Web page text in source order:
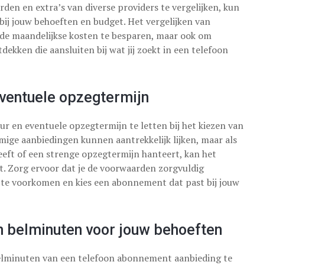
en extra’s van diverse providers te vergelijken, kun
jouw behoeften en budget. Het vergelijken van
maandelijkse kosten te besparen, maar ook om
die aansluiten bij wat jij zoekt in een telefoon
opzegtermijn
en eventuele opzegtermijn te letten bij het kiezen van
aanbiedingen kunnen aantrekkelijk lijken, maar als
of een strenge opzegtermijn hanteert, kan het
Zorg ervoor dat je de voorwaarden zorgvuldig
voorkomen en kies een abonnement dat past bij jouw
voor jouw behoeften
van een telefoon abonnement aanbieding te